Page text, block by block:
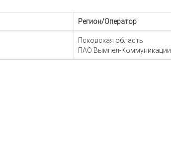
Регион/Оператор
Псковская область
ПАО Вымпел-Коммуникации